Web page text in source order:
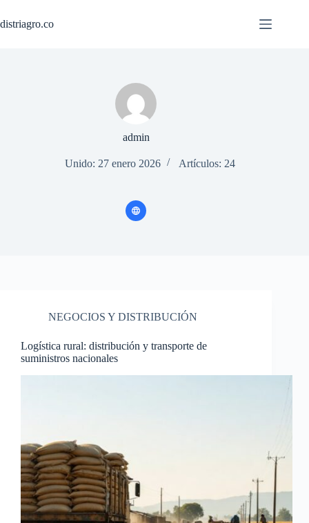
al
contenido
distriagro.co
admin
Unido: 27 enero 2026 Artículos: 24
NEGOCIOS Y DISTRIBUCIÓN
Logística rural: distribución y transporte de
suministros nacionales